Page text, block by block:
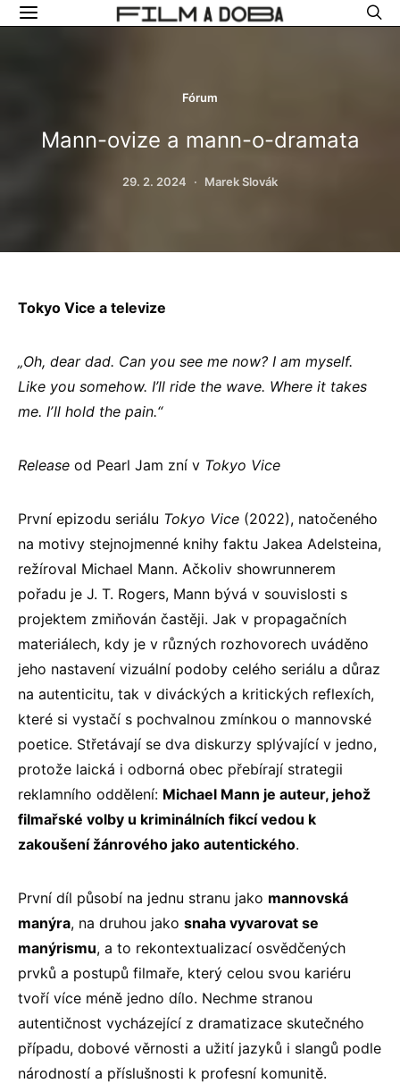
Fórum
Mann-ovize a mann-o-dramata
29. 2. 2024 Marek Slovák
Tokyo Vice a televize
„Oh, dear dad. Can you see me now? I am myself.
Like you somehow. I’ll ride the wave. Where it takes
me. Iʼll hold the pain.“
Release od Pearl Jam zní v Tokyo Vice
První epizodu seriálu Tokyo Vice (2022), natočeného
na motivy stejnojmenné knihy faktu Jakea Adelsteina,
režíroval Michael Mann. Ačkoliv showrunnerem
pořadu je J. T. Rogers, Mann bývá v souvislosti s
projektem zmiňován častěji. Jak v propagačních
materiálech, kdy je v různých rozhovorech uváděno
jeho nastavení vizuální podoby celého seriálu a důraz
na autenticitu, tak v diváckých a kritických reflexích,
které si vystačí s pochvalnou zmínkou o mannovské
poetice. Střetávají se dva diskurzy splývající v jedno,
protože laická i odborná obec přebírají strategii
reklamního oddělení: Michael Mann je auteur, jehož
filmařské volby u kriminálních fikcí vedou k
zakoušení žánrového jako autentického.
První díl působí na jednu stranu jako mannovská
manýra, na druhou jako snaha vyvarovat se
manýrismu, a to rekontextualizací osvědčených
prvků a postupů filmaře, který celou svou kariéru
tvoří více méně jedno dílo. Nechme stranou
autentičnost vycházející z dramatizace skutečného
případu, dobové věrnosti a užití jazyků i slangů podle
národností a příslušnosti k profesní komunitě.